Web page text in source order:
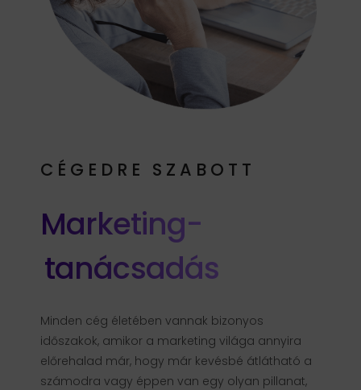
CÉGEDRE SZABOTT
Marketing-
tanácsadás
Minden cég életében vannak bizonyos
időszakok, amikor a marketing világa annyira
előrehalad már, hogy már kevésbé átlátható a
számodra vagy éppen van egy olyan pillanat,